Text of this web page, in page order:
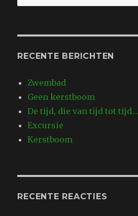
naar:
RECENTE BERICHTEN
Zwembad
Geen kerstboom
De tijd, die van tijd tot tijd…
Excursie
Kerstboom
RECENTE REACTIES